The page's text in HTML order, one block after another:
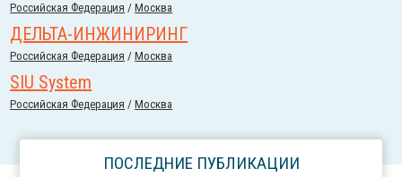
Российcкая Федерация /Москва
ДЕЛЬТА-ИНЖИНИРИНГ
Российcкая Федерация /Москва
SIU System
Российcкая Федерация /Москва
ПОСЛЕДНИЕ ПУБЛИКАЦИИ